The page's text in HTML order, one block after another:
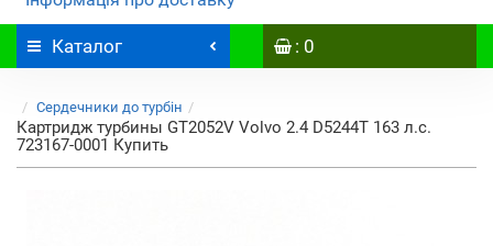
Каталог : 0
Сердечники до турбін
Картридж турбины GT2052V Volvo 2.4 D5244T 163 л.с.
723167-0001 Купить